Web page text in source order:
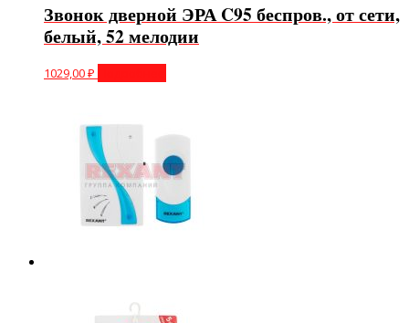
Звонок дверной ЭРА C95 беспров., от сети,
белый, 52 мелодии
1029,00₽